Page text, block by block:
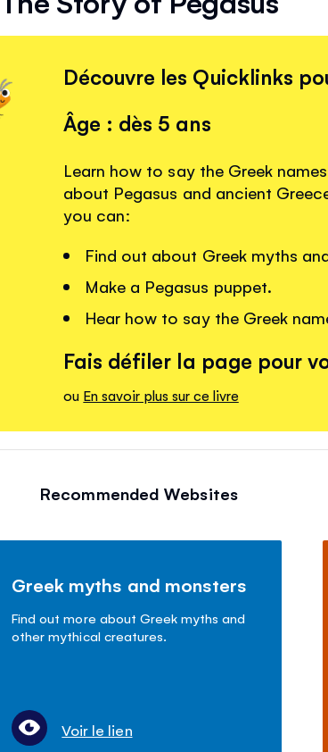
Découvre les Quicklinks
Âge : dès 5 ans
Learn how to say the Greek
about Pegasus and ancient
you can:
Find out about Greek myths
Make a Pegasus puppet.
Hear how to say the Greek
Fais défiler la page pour
ou En savoir plus sur ce livre
Recommended Websites
Greek myths and monsters
Find out more about Greek myths and
other mythical creatures.
Voir le lien